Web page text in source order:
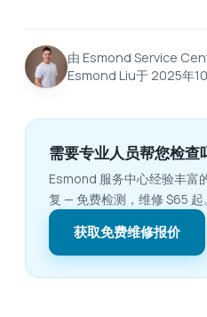
由 Esmond Service
Esmond Liu于 2025年10
需要专业人员帮您检查
Esmond 服务中心经验丰富
复 — 免费检测，维修 $65 起。
获取免费维修报价